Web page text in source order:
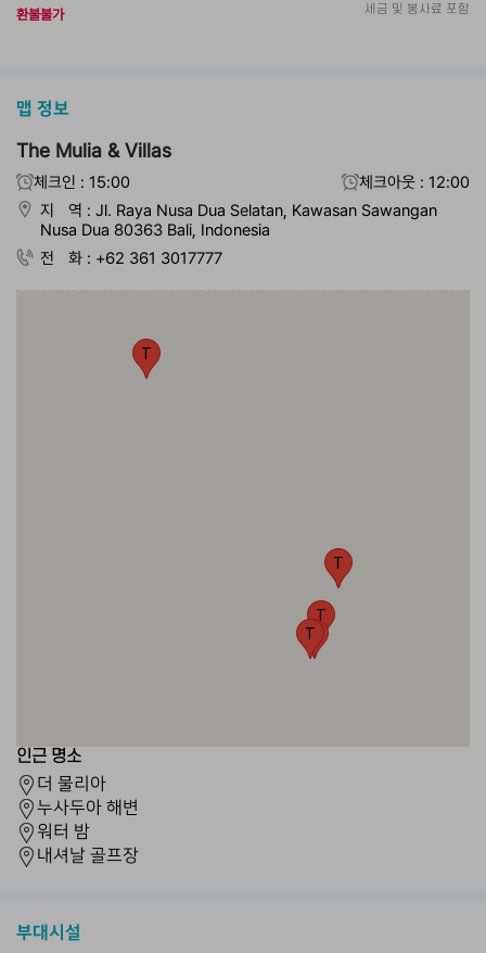
환불불가 세금 및 봉사료 포함
맵 정보
The Mulia & Villas
체크인 : 15:00
체크아웃 : 12:00
지 역 : Jl. Raya Nusa Dua Selatan, Kawasan Sawangan
Nusa Dua 80363 Bali, Indonesia
전 화 : +62 361 3017777
T
T
T
T
인근 명소
더 물리아
누사두아 해변
워터 밤
내셔날 골프장
부대시설